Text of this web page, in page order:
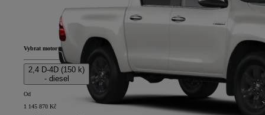
Vybrat motor
2,4 D-4D (150 k)
- diesel
Od
1 145 870 Kč